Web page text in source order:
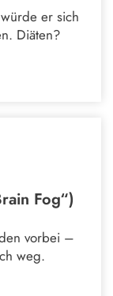
er sich
Diäten?
Fog“)
vorbei –
weg.